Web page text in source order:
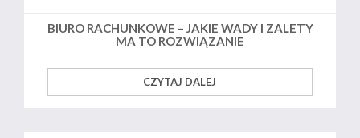
BIURO RACHUNKOWE – JAKIE WADY I ZALETY
MA TO ROZWIĄZANIE
CZYTAJ DALEJ